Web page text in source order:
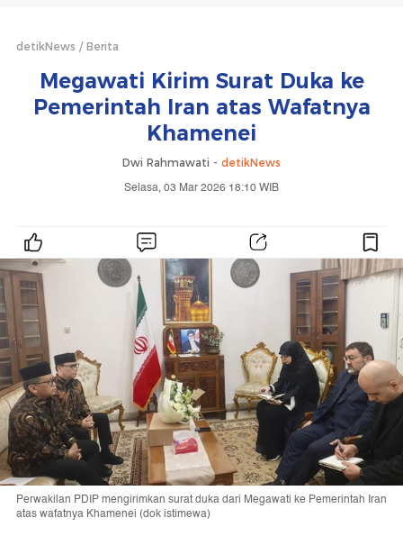
detikNews Berita
Megawati Kirim Surat Duka ke
Pemerintah Iran atas Wafatnya
Khamenei
Dwi Rahmawati - detikNews
Selasa, 03 Mar 2026 18:10 WIB
Perwakilan PDIP mengirimkan surat duka dari Megawati ke Pemerintah Iran
atas wafatnya Khamenei (dok istimewa)